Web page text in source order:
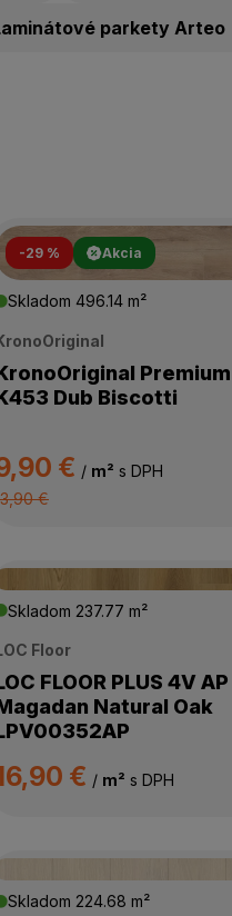
parkety Arteo
-29 % Akcia
Skladom 496.14 m²
Premium
Dub Biscotti
€ / m² s DPH
€
Skladom 237.77 m²
Floor
FLOOR PLUS 4V AP
Natural Oak
€ / m² s DPH
Skladom 224.68 m²